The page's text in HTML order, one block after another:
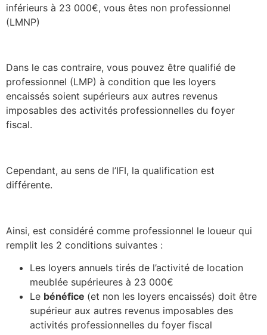
inférieurs à 23 000€, vous êtes non professionnel
(LMNP)
Dans le cas contraire, vous pouvez être qualifié de
professionnel (LMP) à condition que les loyers
encaissés soient supérieurs aux autres revenus
imposables des activités professionnelles du foyer
fiscal.
Cependant, au sens de l’IFI, la qualification est
différente.
Ainsi, est considéré comme professionnel le loueur qui
remplit les 2 conditions suivantes :
Les loyers annuels tirés de l’activité de location
meublée supérieures à 23 000€
Le bénéfice (et non les loyers encaissés) doit être
supérieur aux autres revenus imposables des
activités professionnelles du foyer fiscal